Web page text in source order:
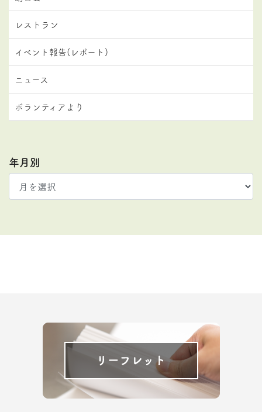
レストラン
イベント報告(レポート)
ニュース
ボランティアより
年月別